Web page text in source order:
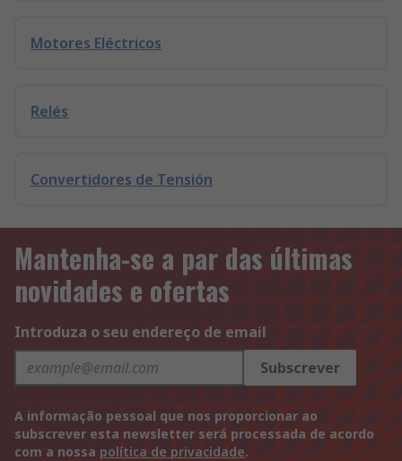
Motores Eléctricos
Relés
Convertidores de Tensión
Mantenha-se a par das últimas
novidades e ofertas
Introduza o seu endereço de email
Subscrever
A informação pessoal que nos proporcionar ao
subscrever esta newsletter será processada de acordo
com a nossa política de privacidade.